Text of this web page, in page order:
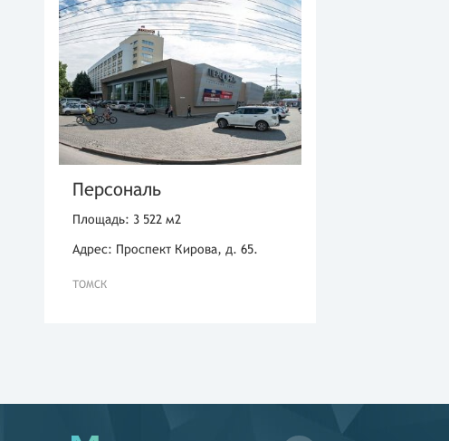
Персональ
Площадь: 3 522 м2
Адрес: Проспект Кирова, д. 65.
ТОМСК